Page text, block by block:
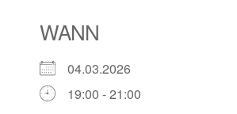
WANN
04.03.2026
19:00 - 21:00